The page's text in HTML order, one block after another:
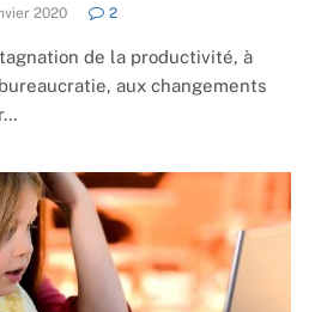
2020 2
de la productivité, à
aux changements